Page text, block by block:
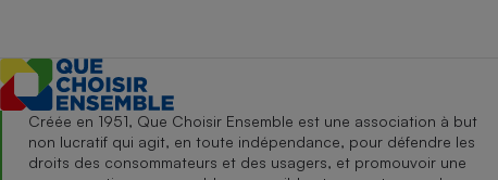
Créée en 1951, Que Choisir Ensemble est une association à but
non lucratif qui agit, en toute indépendance, pour défendre les
droits des consommateurs et des usagers, et promouvoir une